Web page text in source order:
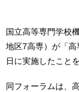
国立高等専門学校
地区7高専）が「
日に実施したこと
同フォーラムは、